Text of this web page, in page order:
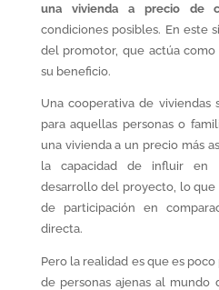
una vivienda a precio de
condiciones posibles. En este
del promotor, que actúa
su beneficio.
Una cooperativa de viviendas
para aquellas personas o
una vivienda a un precio más
la capacidad de influir en
desarrollo del proyecto, lo que
de participación en
directa.
Pero la realidad es que es
de personas ajenas al